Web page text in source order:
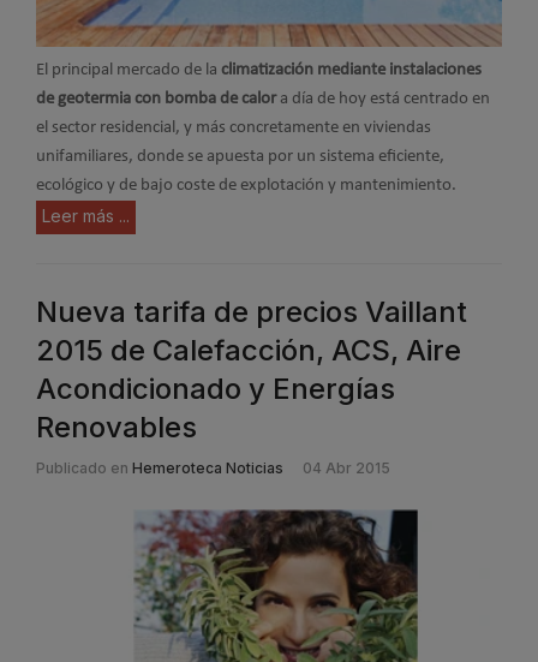
El principal mercado de la climatización mediante instalaciones
de geotermia con bomba de calor a día de hoy está centrado en
el sector residencial, y más concretamente en viviendas
unifamiliares, donde se apuesta por un sistema eficiente,
ecológico y de bajo coste de explotación y mantenimiento.
Leer más ...
Nueva tarifa de precios Vaillant
2015 de Calefacción, ACS, Aire
Acondicionado y Energías
Renovables
Publicado en Hemeroteca Noticias 04 Abr 2015